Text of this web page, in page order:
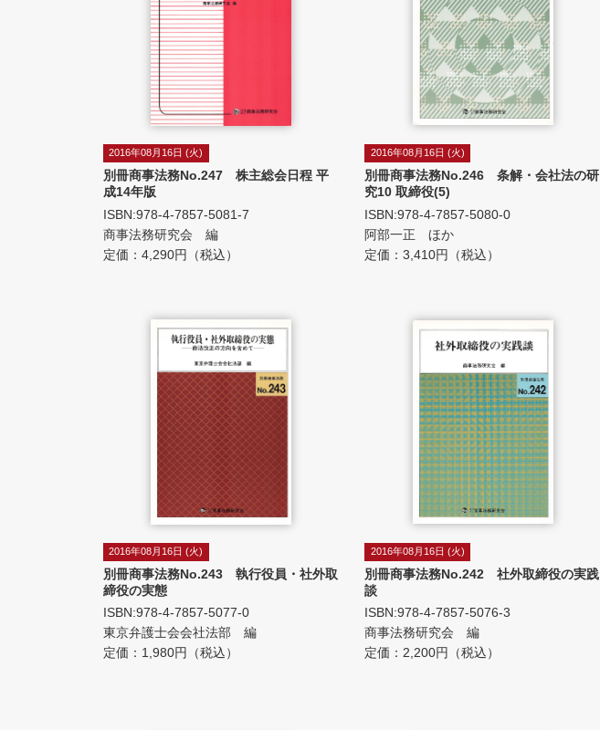
2016年08月16日 (火)
別冊商事法務No.247 株主総会日程 平
成14年版
ISBN:978-4-7857-5081-7
商事法務研究会 編
定価：4,290円（税込）
2016年08月16日 (火)
別冊商事法務No.246 条解・会社法の研
究10 取締役(5)
ISBN:978-4-7857-5080-0
阿部一正 ほか
定価：3,410円（税込）
2016年08月16日 (火)
別冊商事法務No.243 執行役員・社外取
締役の実態
ISBN:978-4-7857-5077-0
東京弁護士会会社法部 編
定価：1,980円（税込）
2016年08月16日 (火)
別冊商事法務No.242 社外取締役の実践
談
ISBN:978-4-7857-5076-3
商事法務研究会 編
定価：2,200円（税込）